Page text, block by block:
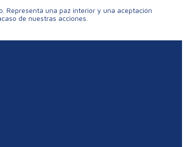
Representa una paz interior y una aceptación
de nuestras acciones.